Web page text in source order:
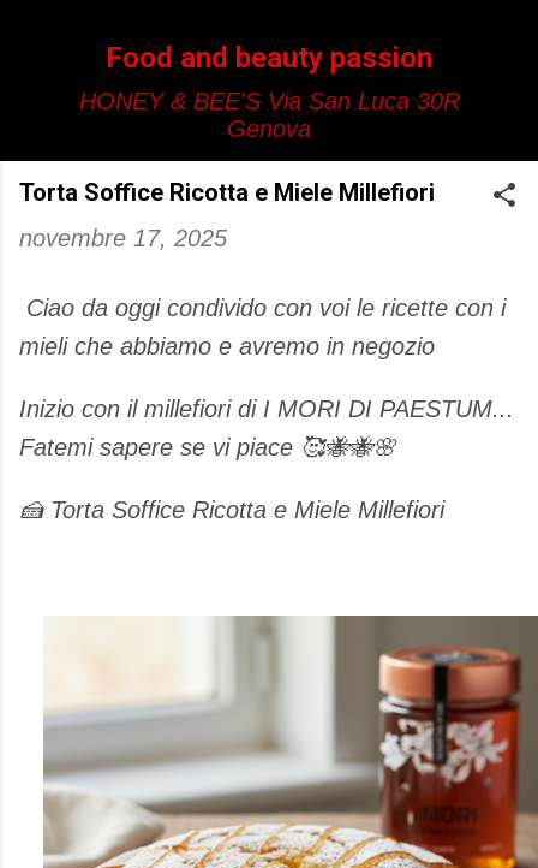
Food and beauty passion
HONEY & BEE'S Via San Luca 30R
Genova
Torta Soffice Ricotta e Miele Millefiori
novembre 17, 2025
Ciao da oggi condivido con voi le ricette con i
mieli che abbiamo e avremo in negozio
Inizio con il millefiori di I MORI DI PAESTUM...
Fatemi sapere se vi piace 🥰🐝🐝🌸
​🍰 Torta Soffice Ricotta e Miele Millefiori